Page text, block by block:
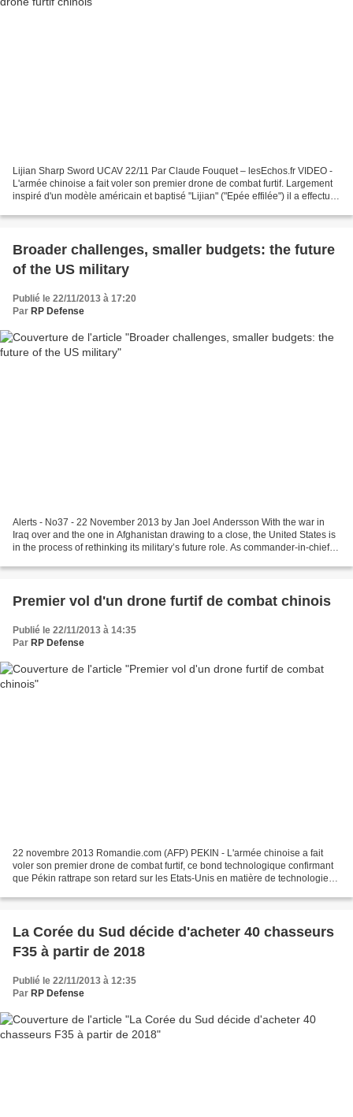
Lijian Sharp Sword UCAV 22/11 Par Claude Fouquet – lesEchos.fr VIDEO -
L'armée chinoise a fait voler son premier drone de combat furtif. Largement
inspiré d'un modèle américain et baptisé "Lijian" ("Epée effilée") il a effectué
Broader challenges, smaller budgets: the future
of the US military
Publié le 22/11/2013 à 17:20
Par RP Defense
Alerts - No37 - 22 November 2013 by Jan Joel Andersson With the war in
Iraq over and the one in Afghanistan drawing to a close, the United States is
in the process of rethinking its military’s future role. As commander-in-chief,
Premier vol d'un drone furtif de combat chinois
Publié le 22/11/2013 à 14:35
Par RP Defense
22 novembre 2013 Romandie.com (AFP) PEKIN - L'armée chinoise a fait
voler son premier drone de combat furtif, ce bond technologique confirmant
que Pékin rattrape son retard sur les Etats-Unis en matière de technologie
La Corée du Sud décide d'acheter 40 chasseurs
F35 à partir de 2018
Publié le 22/11/2013 à 12:35
Par RP Defense